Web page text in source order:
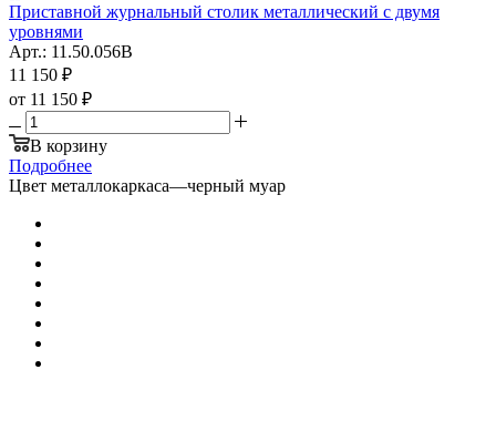
Приставной журнальный столик металлический с двумя
уровнями
Арт.: 11.50.056B
11 150 ₽
от 11 150 ₽
В корзину
Подробнее
Цвет металлокаркаса—черный муар